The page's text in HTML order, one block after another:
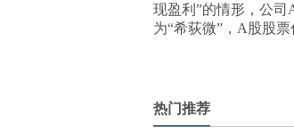
现盈利”的情形，公司
为“希荻微”，A股股票
热门推荐